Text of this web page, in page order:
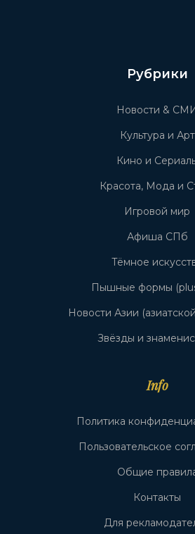
Рубрики
Новости & СМИ
Культура и Арт
Кино и
Красота, Мода и
Игровой мир
Афиша СПб
Тёмное
Пышные формы
Новости Азии
Звёзды и
Info
Политика
Пользовательское
Общие
Контакты
Для